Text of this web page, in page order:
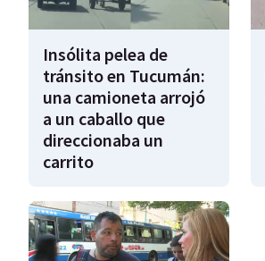
Insólita pelea de
tránsito en Tucumán:
una camioneta arrojó
a un caballo que
direccionaba un
carrito